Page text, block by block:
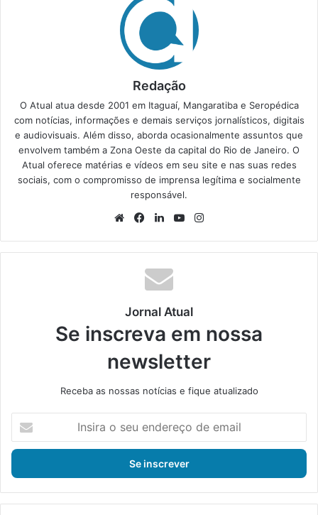
Redação
O Atual atua desde 2001 em Itaguaí, Mangaratiba e Seropédica
com notícias, informações e demais serviços jornalísticos, digitais
e audiovisuais. Além disso, aborda ocasionalmente assuntos que
envolvem também a Zona Oeste da capital do Rio de Janeiro. O
Atual oferece matérias e vídeos em seu site e nas suas redes
sociais, com o compromisso de imprensa legítima e socialmente
responsável.
We
te
Fa
bo
ok
Lin
din
Yo
ub
ra
Jornal Atual
Se inscreva em nossa
newsletter
Receba as nossas notícias e fique atualizado
s
r
a